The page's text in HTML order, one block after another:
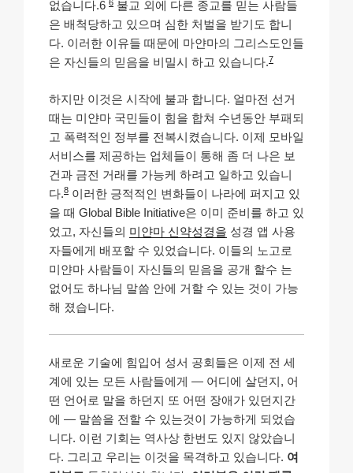
없습니다.6 6 불교 외에 다른 종교를 믿는 사람들
은 배척당하고 있으며 심한 처벌을 받기도 합니
다. 이러한 이유들 때문에 마얀마의 그리스도인들
은 자신들의 믿음을 비밀시 하고 있습니다.7
하지만 이것은 시작에 불과 합니다. 얼마전 선거
때는 미얀마 국민들이 힘을 합쳐 수년동안 부패되
고 폭력적인 정부를 전복시켰습니다. 이제 모바일
서비스를 제공하는 업체들이 통해 좀 더 나은 보
건과 금전 거래를 가능케 하려고 일하고 있습니
다.8 이러한 긍적적인 변화들이 나라에 퍼지고 있
을 때 Global Bible Initiative은 이미 준비를 하고 있
었고, 자신들의 미얀마 신약성경을 성경 앱 사용
자들에게 배포할 수 있었습니다. 이들의 노고로
미얀마 사람들이 자신들의 믿음을 공개 할수 는
없어도 하나님 말씀 안에 거할 수 있는 것이 가능
해 졌습니다.
새로운 기술에 힘입어 성서 공회들은 이제 전 세
계에 있는 모든 사람들에게 — 어디에 살던지, 어
떤 언어로 말을 하던지 또 어떤 장애가 있던지간
에 — 말씀을 전할 수 있는것이 가능하게 되었습
니다. 이런 기회는 역사상 한번도 있지 않았습니
다. 그리고 우리는 이것을 목격하고 있습니다. 여